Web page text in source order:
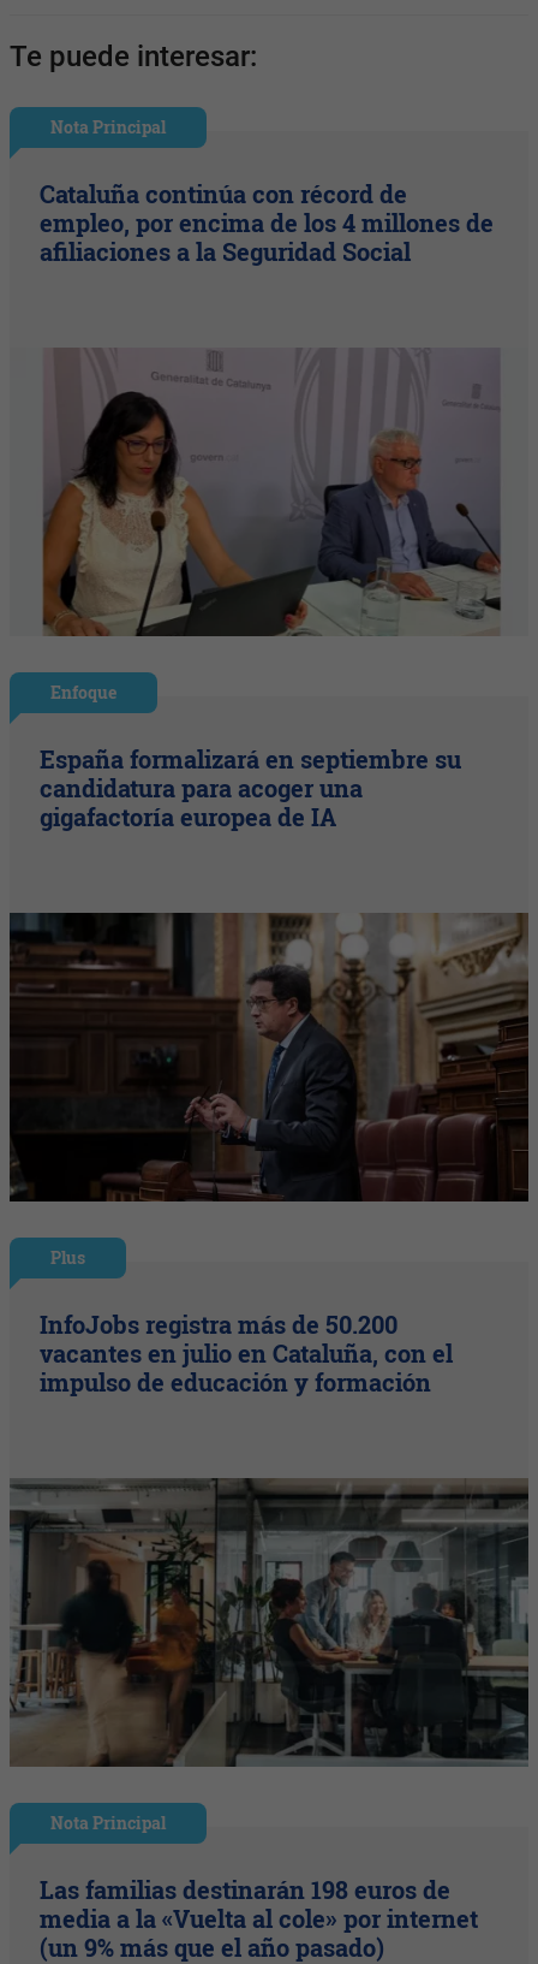
Te puede interesar:
Nota Principal
Cataluña continúa con récord de
empleo, por encima de los 4 millones de
afiliaciones a la Seguridad Social
Enfoque
España formalizará en septiembre su
candidatura para acoger una
gigafactoría europea de IA
Plus
InfoJobs registra más de 50.200
vacantes en julio en Cataluña, con el
impulso de educación y formación
Nota Principal
Las familias destinarán 198 euros de
media a la «Vuelta al cole» por internet
(un 9% más que el año pasado)